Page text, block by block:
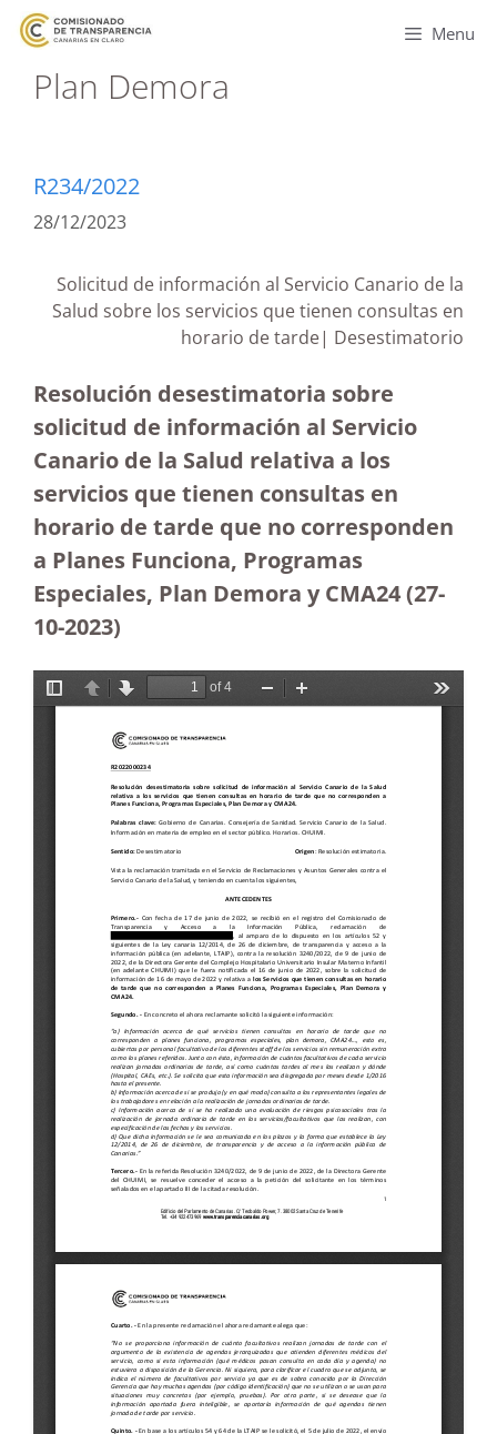
Menu
Plan Demora
R234/2022
28/12/2023
Solicitud de información al Servicio Canario de la
Salud sobre los servicios que tienen consultas en
horario de tarde| Desestimatorio
Resolución desestimatoria sobre
solicitud de información al Servicio
Canario de la Salud relativa a los
servicios que tienen consultas en
horario de tarde que no corresponden
a Planes Funciona, Programas
Especiales, Plan Demora y CMA24 (27-
10-2023)